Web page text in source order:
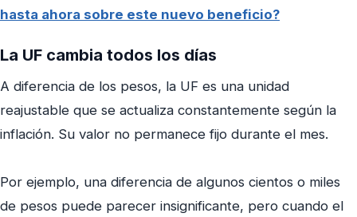
hasta ahora sobre este nuevo beneficio?
La UF cambia todos los días
A diferencia de los pesos, la UF es una unidad
reajustable que se actualiza constantemente según la
inflación. Su valor no permanece fijo durante el mes.
Por ejemplo, una diferencia de algunos cientos o miles
de pesos puede parecer insignificante, pero cuando el